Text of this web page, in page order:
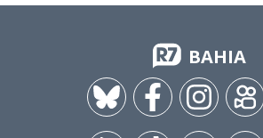
BAHIA